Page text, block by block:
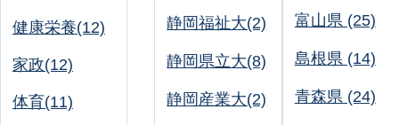
健康栄養(12)
家政(12)
体育(11)
静岡福祉大(2)
静岡県立大(8)
静岡産業大(2)
富山県 (25)
島根県 (14)
青森県 (24)